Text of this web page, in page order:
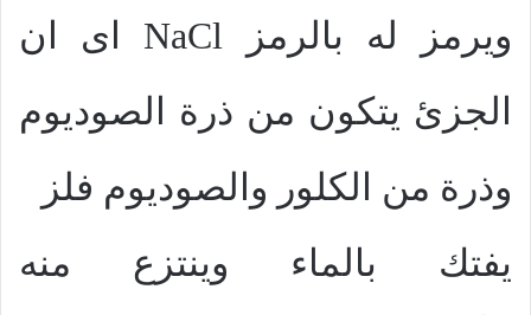
ويرمز له بالرمز NaCl اى ان
الجزئ يتكون من ذرة الصوديوم
وذرة من الكلور والصوديوم فلز
يفتك بالماء وينتزع منه